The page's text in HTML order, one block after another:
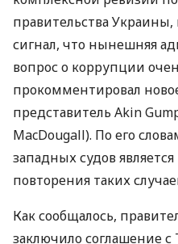
правительства
сигнал, что нынешняя
вопрос о коррупции
прокомментировал
представитель Akin
MacDougall). По его
западных судов
повторения таких
Как сообщалось,
заключило соглашение с